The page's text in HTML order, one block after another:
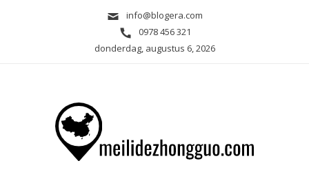
info@blogera.com
0978 456 321
donderdag, augustus 6, 2026